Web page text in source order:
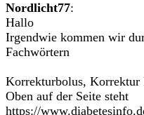
Nordlicht77:
Hallo
Irgendwie kommen wir
Fachwörtern
Korrekturbolus,
Oben auf der Seite steht
https://